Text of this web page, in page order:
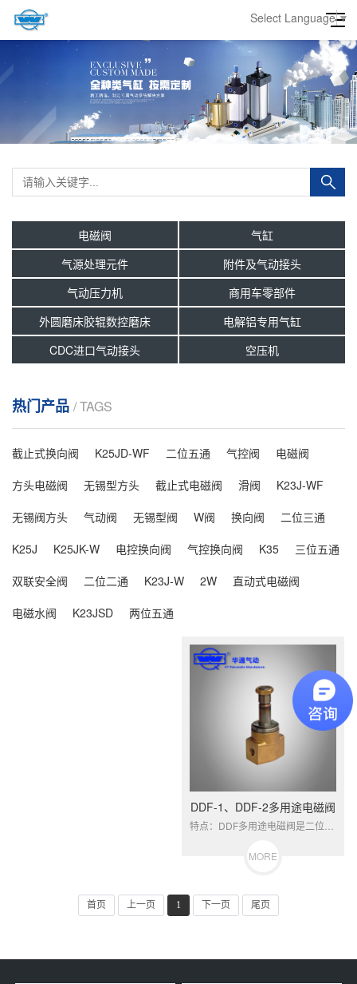
电磁阀
气缸
气源处理元件
附件及气动接头
气动压力机
商用车零部件
外圆磨床胶辊数控磨床
电解铝专用气缸
CDC进口气动接头
空压机
热门产品 / TAGS
截止式换向阀 K25JD-WF 二位五通 气控阀
电磁阀
方头电磁阀
无锡型方头 截止式电磁阀 滑阀
K23J-WF
无锡阀方头
气动阀 无锡型阀 W阀 换向阀
二位三通
K25J
K25JK-W 电控换向阀 气控换向阀 K35
三位五通
双联安全阀
二位二通 K23J-W 2W
直动式电磁阀
电磁水阀
K23JSD 两位五通
DDF-1、DDF-2多用途电磁阀
MORE
首页 上一页 1 下一页 尾页
Select Language▼